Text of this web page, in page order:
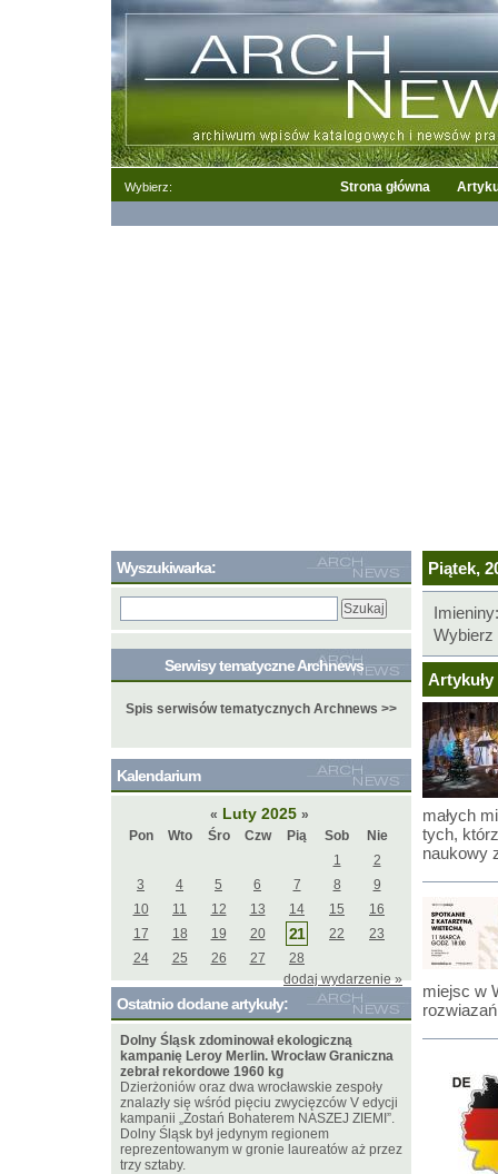
Wybierz: Strona główna
Piątek,
Wybierz
małych
tych,
naukowy
miejsc w
Wyszukiwarka:
Serwisy tematyczne Archnews
Spis serwisów tematycznych Archnews >>
Kalendarium
« Luty 2025 »
Pon
Wto Śro Czw Pią Sob
Nie
1
2
3
4 5 6 7 8
9
10
11 12 13 14 15
16
17
18 19 20 21 22
23
24
25 26 27
28
dodaj wydarzenie »
Ostatnio dodane artykuły:
Dolny Śląsk zdominował ekologiczną
kampanię Leroy Merlin. Wrocław Graniczna
zebrał rekordowe 1960 kg
Dzierżoniów oraz dwa wrocławskie zespoły
znalazły się wśród pięciu zwycięzców V edycji
kampanii „Zostań Bohaterem NASZEJ ZIEMI”.
Dolny Śląsk był jedynym regionem
reprezentowanym w gronie laureatów aż przez
trzy sztaby.